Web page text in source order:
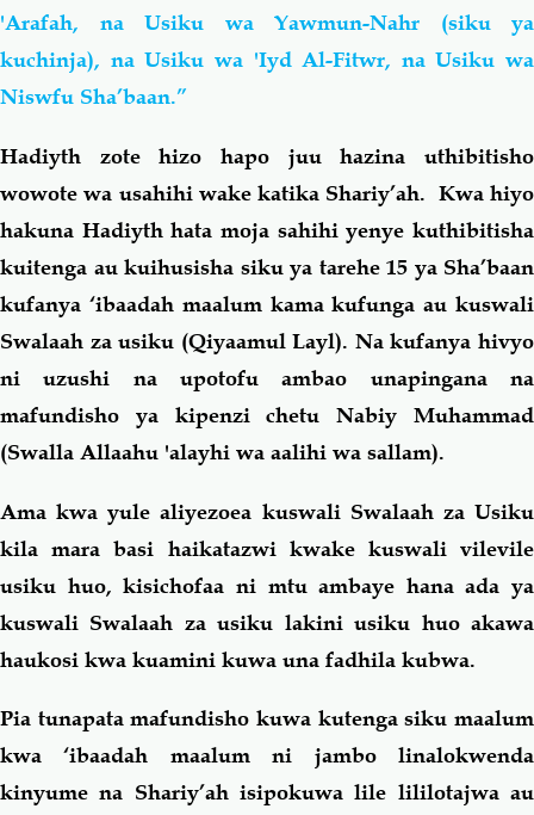
'Arafah, na Usiku wa Yawmun-Nahr (siku ya
kuchinja), na Usiku wa 'Iyd Al-Fitwr, na Usiku wa
Niswfu Sha’baan.”
Hadiyth zote hizo hapo juu hazina uthibitisho
wowote wa usahihi wake katika Shariy’ah. Kwa hiyo
hakuna Hadiyth hata moja sahihi yenye kuthibitisha
kuitenga au kuihusisha siku ya tarehe 15 ya Sha’baan
kufanya ‘ibaadah maalum kama kufunga au kuswali
Swalaah za usiku (Qiyaamul Layl). Na kufanya hivyo
ni uzushi na upotofu ambao unapingana na
mafundisho ya kipenzi chetu Nabiy Muhammad
(Swalla Allaahu 'alayhi wa aalihi wa sallam).
Ama kwa yule aliyezoea kuswali Swalaah za Usiku
kila mara basi haikatazwi kwake kuswali vilevile
usiku huo, kisichofaa ni mtu ambaye hana ada ya
kuswali Swalaah za usiku lakini usiku huo akawa
haukosi kwa kuamini kuwa una fadhila kubwa.
Pia tunapata mafundisho kuwa kutenga siku maalum
kwa ‘ibaadah maalum ni jambo linalokwenda
kinyume na Shariy’ah isipokuwa lile lililotajwa au